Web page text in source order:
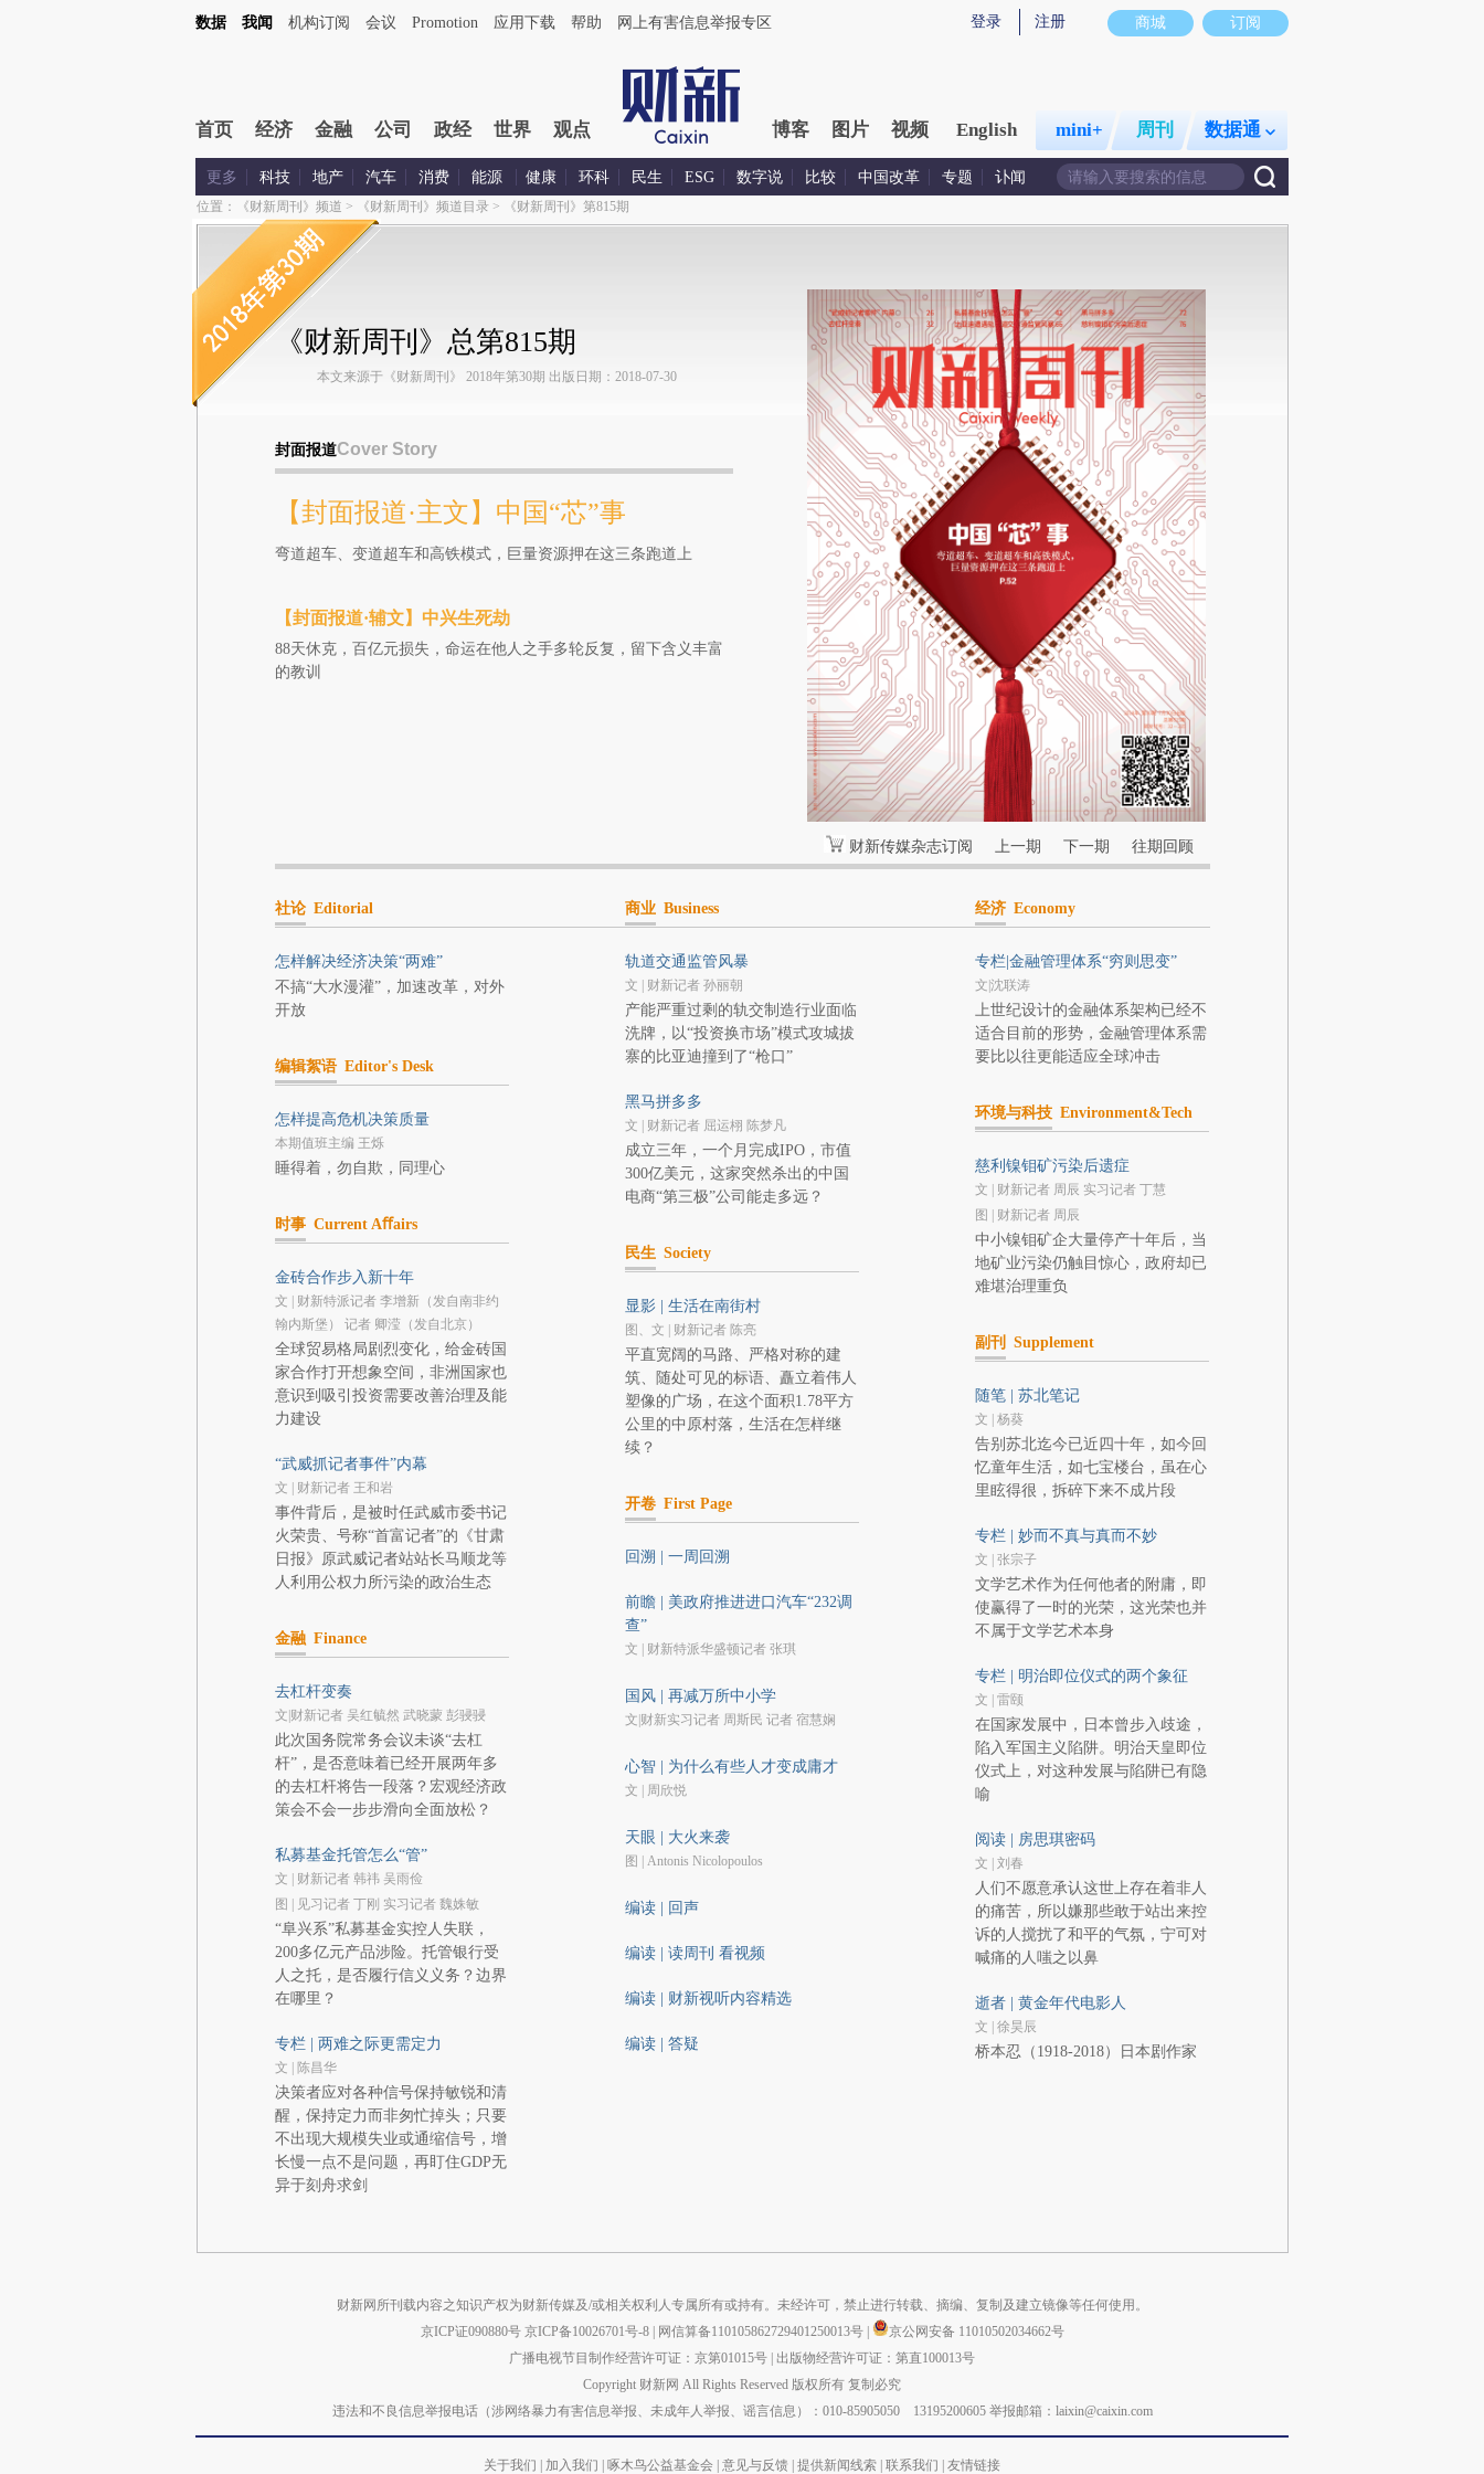
商城 订阅
登录 注册
数据 我闻 机构订阅 会议 Promotion 应用下载 帮助 网上有害信息举报专区
首页 经济 金融 公司 政经 世界 观点 博客 图片 视频 English mini+ 周刊 数据通
更多 科技 地产 汽车 消费 能源 健康 环科 民生 ESG 数字说 比较 中国改革 专题 讣闻
位置： 《财新周刊》频道 > 《财新周刊》频道目录> 《财新周刊》第815期
《财新周刊》总第815期
本文来源于《财新周刊》 2018年第30期 出版日期：2018-07-30
封面报道Cover Story
【封面报道·主文】中国“芯”事
弯道超车、变道超车和高铁模式，巨量资源押在这三条跑道上
【封面报道·辅文】中兴生死劫
88天休克，百亿元损失，命运在他人之手多轮反复，留下含义丰富
的教训
财新传媒杂志订阅 上一期 下一期 往期回顾
社论 Editorial
怎样解决经济决策“两难”
不搞“大水漫灌”，加速改革，对外
开放
编辑絮语 Editor's Desk
怎样提高危机决策质量
本期值班主编 王烁
睡得着，勿自欺，同理心
时事 Current Aﬀairs
金砖合作步入新十年
文 | 财新特派记者 李增新（发自南非约
翰内斯堡） 记者 卿滢（发自北京）
全球贸易格局剧烈变化，给金砖国
家合作打开想象空间，非洲国家也
意识到吸引投资需要改善治理及能
力建设
“武威抓记者事件”内幕
文 | 财新记者 王和岩
事件背后，是被时任武威市委书记
火荣贵、号称“首富记者”的《甘肃
日报》原武威记者站站长马顺龙等
人利用公权力所污染的政治生态
金融 Finance
去杠杆变奏
文|财新记者 吴红毓然 武晓蒙 彭骎骎
此次国务院常务会议未谈“去杠
杆”，是否意味着已经开展两年多
的去杠杆将告一段落？宏观经济政
策会不会一步步滑向全面放松？
私募基金托管怎么“管”
文 | 财新记者 韩祎 吴雨俭
图 | 见习记者 丁刚 实习记者 魏姝敏
“阜兴系”私募基金实控人失联，
200多亿元产品涉险。托管银行受
人之托，是否履行信义义务？边界
在哪里？
专栏 | 两难之际更需定力
文 | 陈昌华
决策者应对各种信号保持敏锐和清
醒，保持定力而非匆忙掉头；只要
不出现大规模失业或通缩信号，增
长慢一点不是问题，再盯住GDP无
异于刻舟求剑
商业 Business
轨道交通监管风暴
文 | 财新记者 孙丽朝
产能严重过剩的轨交制造行业面临
洗牌，以“投资换市场”模式攻城拔
寨的比亚迪撞到了“枪口”
黑马拼多多
文 | 财新记者 屈运栩 陈梦凡
成立三年，一个月完成IPO，市值
300亿美元，这家突然杀出的中国
电商“第三极”公司能走多远？
民生 Society
显影 | 生活在南街村
图、文 | 财新记者 陈亮
平直宽阔的马路、严格对称的建
筑、随处可见的标语、矗立着伟人
塑像的广场，在这个面积1.78平方
公里的中原村落，生活在怎样继
续？
开卷 First Page
回溯 | 一周回溯
前瞻 | 美政府推进进口汽车“232调
查”
文 | 财新特派华盛顿记者 张琪
国风 | 再减万所中小学
文|财新实习记者 周斯民 记者 宿慧娴
心智 | 为什么有些人才变成庸才
文 | 周欣悦
天眼 | 大火来袭
图 | Antonis Nicolopoulos
编读 | 回声
编读 | 读周刊 看视频
编读 | 财新视听内容精选
编读 | 答疑
经济 Economy
专栏|金融管理体系“穷则思变”
文|沈联涛
上世纪设计的金融体系架构已经不
适合目前的形势，金融管理体系需
要比以往更能适应全球冲击
环境与科技 Environment&Tech
慈利镍钼矿污染后遗症
文 | 财新记者 周辰 实习记者 丁慧
图 | 财新记者 周辰
中小镍钼矿企大量停产十年后，当
地矿业污染仍触目惊心，政府却已
难堪治理重负
副刊 Supplement
随笔 | 苏北笔记
文 | 杨葵
告别苏北迄今已近四十年，如今回
忆童年生活，如七宝楼台，虽在心
里眩得很，拆碎下来不成片段
专栏 | 妙而不真与真而不妙
文 | 张宗子
文学艺术作为任何他者的附庸，即
使赢得了一时的光荣，这光荣也并
不属于文学艺术本身
专栏 | 明治即位仪式的两个象征
文 | 雷颐
在国家发展中，日本曾步入歧途，
陷入军国主义陷阱。明治天皇即位
仪式上，对这种发展与陷阱已有隐
喻
阅读 | 房思琪密码
文 | 刘春
人们不愿意承认这世上存在着非人
的痛苦，所以嫌那些敢于站出来控
诉的人搅扰了和平的气氛，宁可对
喊痛的人嗤之以鼻
逝者 | 黄金年代电影人
文 | 徐昊辰
桥本忍（1918-2018）日本剧作家
财新网所刊载内容之知识产权为财新传媒及/或相关权利人专属所有或持有。未经许可，禁止进行转载、摘编、复制及建立镜像等任何使用。
京ICP证090880号 京ICP备10026701号-8 网信算备110105862729401250013号
京公网安备 11010502034662号
广播电视节目制作经营许可证：京第01015号 出版物经营许可证：第直100013号
Copyright 财新网 All Rights Reserved 版权所有 复制必究
违法和不良信息举报电话（涉网络暴力有害信息举报、未成年人举报、谣言信息）：010-85905050 13195200605 举报邮箱：laixin@caixin.com
关于我们 加入我们 啄木鸟公益基金会 意见与反馈 提供新闻线索 联系我们 友情链接